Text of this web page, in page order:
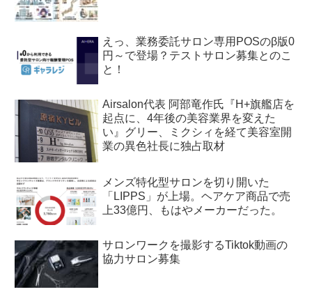
えっ、業務委託サロン専用POSのβ版0
円～で登場？テストサロン募集とのこ
と！
Airsalon代表 阿部竜作氏『H+旗艦店を
起点に、4年後の美容業界を変えた
い』グリー、ミクシィを経て美容室開
業の異色社長に独占取材
メンズ特化型サロンを切り開いた
「LIPPS」が上場。ヘアケア商品で売
上33億円、もはやメーカーだった。
サロンワークを撮影するTiktok動画の
協力サロン募集